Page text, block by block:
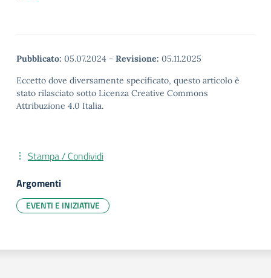
Pubblicato: 05.07.2024 - Revisione: 05.11.2025
Eccetto dove diversamente specificato, questo articolo è
stato rilasciato sotto Licenza Creative Commons
Attribuzione 4.0 Italia.
Stampa / Condividi
Argomenti
EVENTI E INIZIATIVE